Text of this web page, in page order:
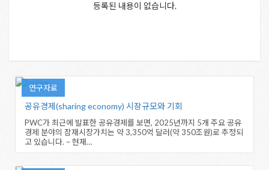
등록된 내용이 없습니다.
연구자료
공유경제(sharing economy) 시장규모와 기회
PWC가 최근에 발표한 공유경제를 보면, 2025년까지 5개 주요 공유
경제 분야의 잠재시장가치는 약 3,350억 달러(약 350조원)로 추정되
고 있습니다. – 현재…